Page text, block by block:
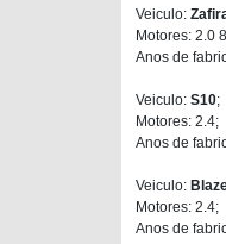
Veiculo:
Motores: 2.0
Anos de
Veiculo: S10;
Motores: 2.4;
Anos de
Veiculo:
Motores: 2.4;
Anos de